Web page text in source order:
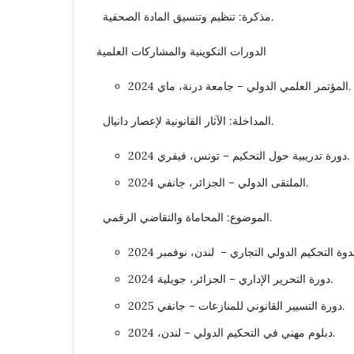
مذكرة: تنظيم وتنسيق المادة الصحفية.
الدورات التكوينية والمشاركات العلمية
المؤتمر العلمي الدولي – جامعة درنة، ماي 2024.
المداخلة: الآثار القانونية لإعصار دانيال.
دورة تدريبية حول التحكيم – تونس، فيفري 2024.
الملتقى الدولي – الجزائر، جانفي 2024.
الموضوع: المحاماة والتقاضي الرقمي.
دورة التحرير الإداري – الجزائر، جويلية 2024.
دورة التسيير القانوني للمنازعات – جانفي 2025.
دبلوم مهني في التحكيم الدولي – لندن، 2024.